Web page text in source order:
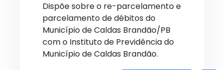
Dispõe sobre o re-parcelamento e
parcelamento de débitos do
Município de Caldas Brandão/PB
com o Instituto de Previdência do
Município de Caldas Brandão.